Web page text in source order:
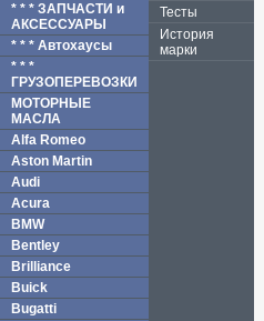
* * * ЗАПЧАСТИ и
АКСЕССУАРЫ
* * * Автохаусы
* * *
ГРУЗОПЕРЕВОЗКИ
МОТОРНЫЕ
МАСЛА
Alfa Romeo
Aston Martin
Audi
Acura
BMW
Bentley
Brilliance
Buick
Bugatti
Тесты
История
марки